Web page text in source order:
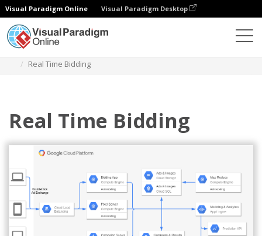
Visual Paradigm Online Visual Paradigm Desktop
Real Time Bidding
Real Time Bidding